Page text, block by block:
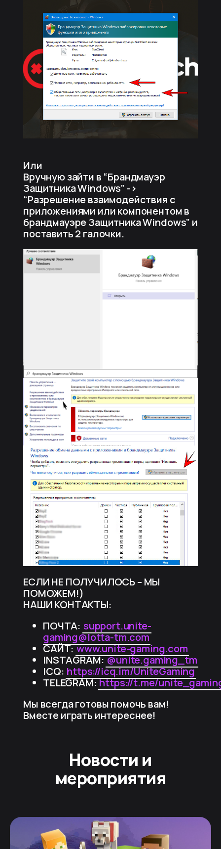
Или
Вручную зайти в “Брандмауэр
Защитника Windows” ->
“Разрешение взаимодействия с
приложениями или компонентом в
брандмауэре Защитника Windows” и
поставить 2 галочки.
ЕСЛИ НЕ ПОЛУЧИЛОСЬ – МЫ
ПОМОЖЕМ!)
НАШИ КОНТАКТЫ:
ПОЧТА: support.unite-
gaming@lotta-tm.com
САЙТ:www.unite-gaming.com
INSTAGRAM:@unite.gaming_tm
ICQ: https://icq.im/UniteGaming
TELEGRAM:https://t.me/
Мы всегда готовы помочь вам!
Вместе играть интереснее!
Новости и
мероприятия